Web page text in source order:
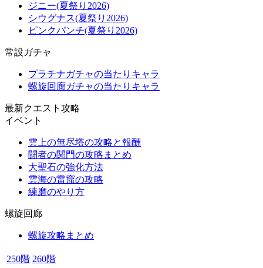
ジニー(夏祭り2026)
シウグナス(夏祭り2026)
ピンクパンチ(夏祭り2026)
常設ガチャ
プラチナガチャの当たりキャラ
螺旋回廊ガチャの当たりキャラ
最新クエスト攻略
イベント
雲上の無尽塔の攻略と報酬
闘者の関門の攻略まとめ
大聖石の強化方法
雲海の雷窟の攻略
練磨のやり方
螺旋回廊
螺旋攻略まとめ
250階 260階